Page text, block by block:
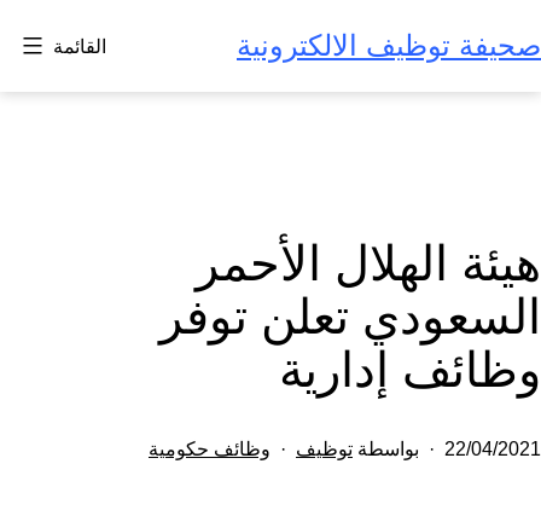
إلى
المحتوى
صحيفة توظيف الالكترونية القائمة
هيئة الهلال الأحمر
السعودي تعلن توفر
وظائف إدارية
تم
22/04/2021 بواسطة توظيف
مصنف
وظائف حكومية